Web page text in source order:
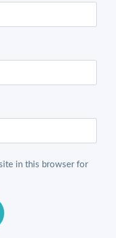
in this browser for